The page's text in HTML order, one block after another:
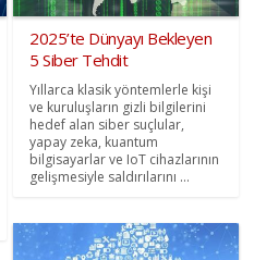
2025’te Dünyayı Bekleyen
5 Siber Tehdit
Yıllarca klasik yöntemlerle kişi
ve kuruluşların gizli bilgilerini
hedef alan siber suçlular,
yapay zeka, kuantum
bilgisayarlar ve IoT cihazlarının
gelişmesiyle saldırılarını ...